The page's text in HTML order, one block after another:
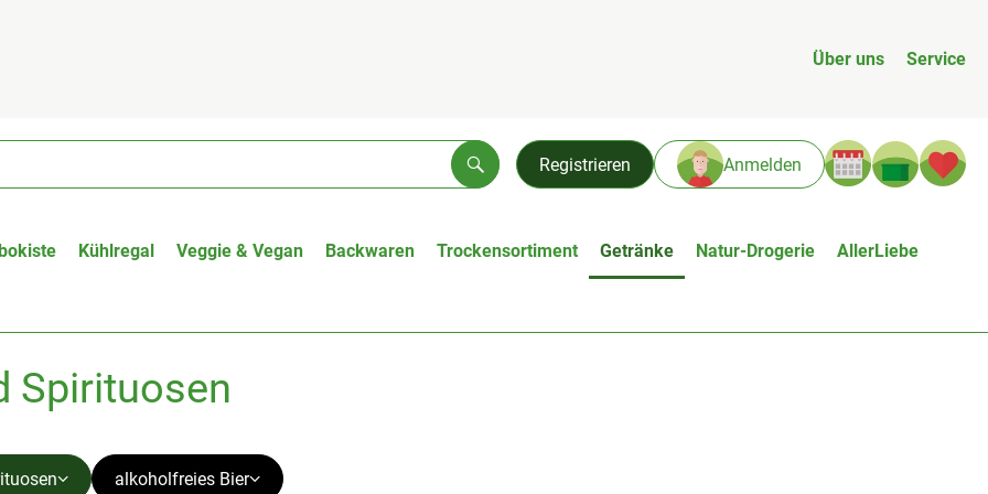
Über uns Service
Registrieren Anmelden
Suchen
Kühlregal Veggie & Vegan Backwaren Trockensortiment Getränke Natur-Drogerie AllerLiebe
Spirituosen
alkoholfreies Bier